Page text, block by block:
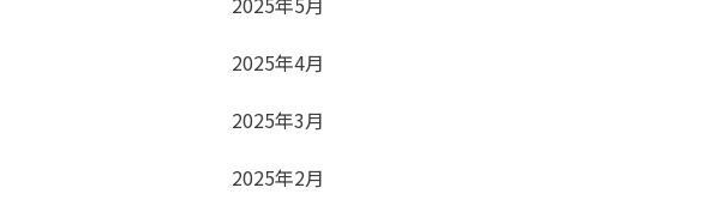
2025年4月
2025年3月
2025年2月